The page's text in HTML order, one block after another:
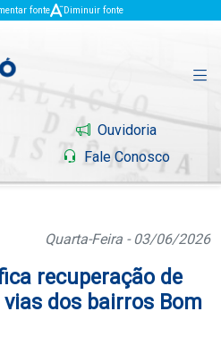
fonte Diminuir fonte
Ouvidoria
Fale Conosco
Quarta-Feira - 03/06/2026
recuperação de
dos bairros Bom